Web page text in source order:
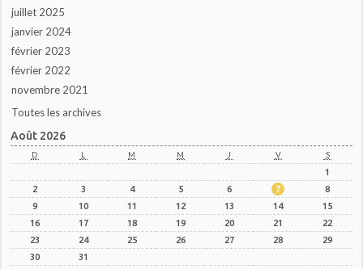
juillet 2025
janvier 2024
février 2023
février 2022
novembre 2021
Toutes les archives
Août 2026
D L M M J V S
1
2
3 4 5 6 7
8
9
10 11 12 13 14
15
16
17 18 19 20 21
22
23
24 25 26 27 28
29
30
31